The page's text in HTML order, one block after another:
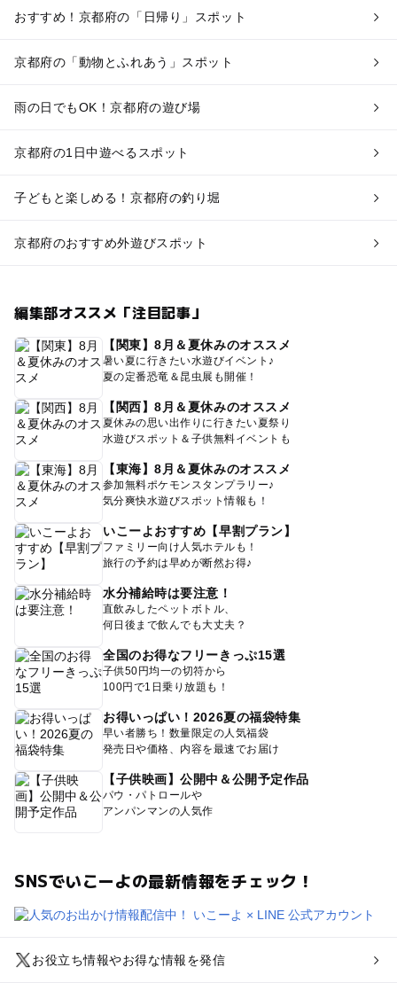
おすすめ！京都府の「日帰り」スポット
京都府の「動物とふれあう」スポット
雨の日でもOK！京都府の遊び場
京都府の1日中遊べるスポット
子どもと楽しめる！京都府の釣り堀
京都府のおすすめ外遊びスポット
編集部オススメ「注目記事」
【関東】8月＆夏休みのオススメ
暑い夏に行きたい水遊びイベント♪
夏の定番恐竜＆昆虫展も開催！
【関西】8月＆夏休みのオススメ
夏休みの思い出作りに行きたい夏祭り
水遊びスポット＆子供無料イベントも
【東海】8月＆夏休みのオススメ
参加無料ポケモンスタンプラリー♪
気分爽快水遊びスポット情報も！
いこーよおすすめ【早割プラン】
ファミリー向け人気ホテルも！
旅行の予約は早めが断然お得♪
水分補給時は要注意！
直飲みしたペットボトル、
何日後まで飲んでも大丈夫？
全国のお得なフリーきっぷ15選
子供50円均一の切符から
100円で1日乗り放題も！
お得いっぱい！2026夏の福袋特集
早い者勝ち！数量限定の人気福袋
発売日や価格、内容を最速でお届け
【子供映画】公開中＆公開予定作品
パウ・パトロールや
アンパンマンの人気作
SNSでいこーよの最新情報をチェック！
お役立ち情報やお得な情報を発信